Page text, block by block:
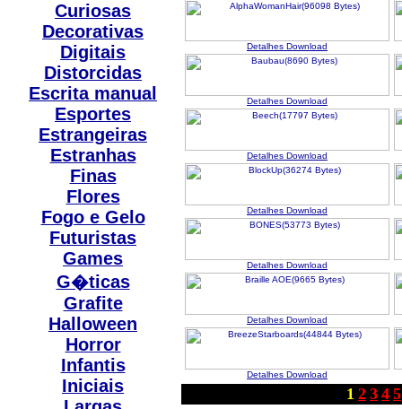
Curiosas
Decorativas
Digitais
Distorcidas
Escrita manual
Esportes
Estrangeiras
Estranhas
Finas
Flores
Fogo e Gelo
Futuristas
Games
G�ticas
Grafite
Halloween
Horror
Infantis
Iniciais
Detalhes Download
Detalhes Download
Detalhes Download
Detalhes Download
Detalhes Download
Detalhes Download
Detalhes Download
1 2 3 4 5